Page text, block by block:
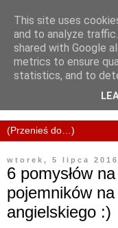
wtorek, 5 lipca 2016
6 pomysłów
pojemników
angielskiego :)
This site uses
and to analyze
shared with Google
metrics to ensure
statistics, and to